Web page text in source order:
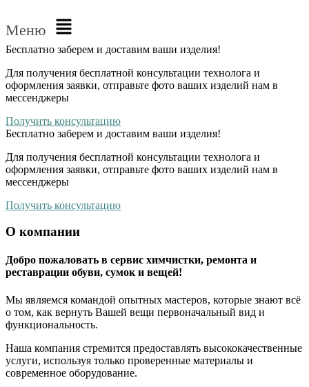
Меню
Бесплатно заберем и доставим ваши изделия!
Для получения бесплатной консультации технолога и
оформления заявки, отправьте фото ваших изделий нам в
мессенджеры
Получить консультацию
Бесплатно заберем и доставим ваши изделия!
Для получения бесплатной консультации технолога и
оформления заявки, отправьте фото ваших изделий нам в
мессенджеры
Получить консультацию
О компании
Добро пожаловать в сервис химчистки, ремонта и
реставрации обуви, сумок и вещей!
Мы являемся командой опытных мастеров, которые знают всё
о том, как вернуть Вашей вещи первоначальный вид и
функциональность.
Наша компания стремится предоставлять высококачественные
услуги, используя только проверенные материалы и
современное оборудование.